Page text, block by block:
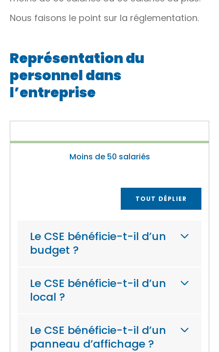
Nous faisons le point sur la réglementation.
Représentation du
personnel dans
l’entreprise
Moins de 50 salariés
TOUT DÉPLIER
Le CSE bénéficie-t-il d’un
budget ?
Le CSE bénéficie-t-il d’un
local ?
Le CSE bénéficie-t-il d’un
panneau d’affichage ?